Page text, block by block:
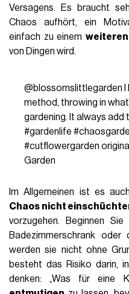
Versagens. Es braucht
Chaos aufhört, ein
einfach zu einem
von Dingen wird.
@blossomslittlegarden
method, throwing in
gardening. It always
#gardenlife
#cutflowergarden
Garden
Im Allgemeinen ist es
Chaos nicht
vorzugehen. Beginnen
Badezimmerschrank oder
werden sie nicht ohne
besteht das Risiko darin,
denken: „Was für eine